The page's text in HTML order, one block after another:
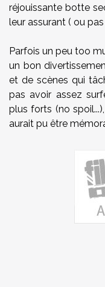
réjouissante botte
leur assurant ( ou
Parfois un peu too
un bon
et de scènes qui
pas avoir assez
plus forts (no
aurait pu être